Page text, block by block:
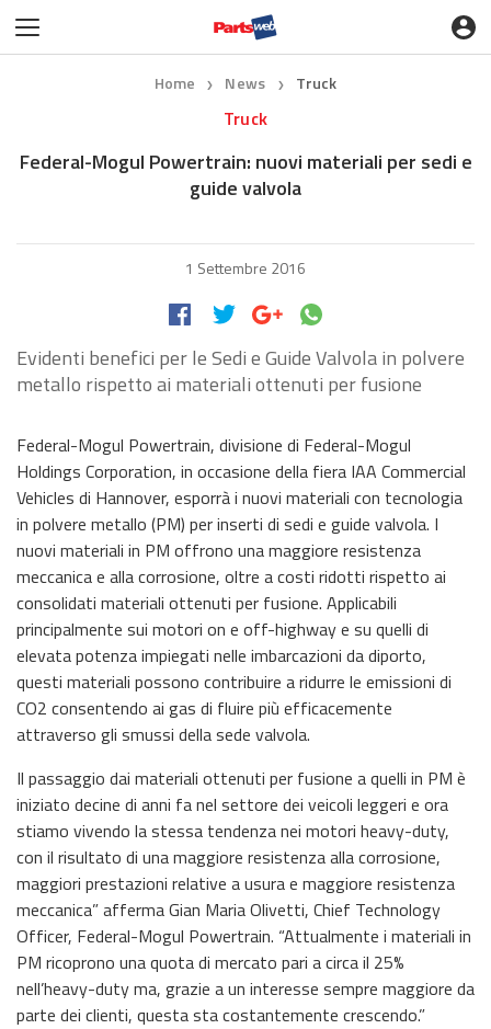
Home ❯ News ❯ Truck
Truck
Federal-Mogul Powertrain: nuovi materiali per sedi e
guide valvola
1 Settembre 2016
Evidenti benefici per le Sedi e Guide Valvola in polvere
metallo rispetto ai materiali ottenuti per fusione
Federal-Mogul Powertrain, divisione di Federal-Mogul
Holdings Corporation, in occasione della fiera IAA Commercial
Vehicles di Hannover, esporrà i nuovi materiali con tecnologia
in polvere metallo (PM) per inserti di sedi e guide valvola. I
nuovi materiali in PM offrono una maggiore resistenza
meccanica e alla corrosione, oltre a costi ridotti rispetto ai
consolidati materiali ottenuti per fusione. Applicabili
principalmente sui motori on e off-highway e su quelli di
elevata potenza impiegati nelle imbarcazioni da diporto,
questi materiali possono contribuire a ridurre le emissioni di
CO2 consentendo ai gas di fluire più efficacemente
attraverso gli smussi della sede valvola.
Il passaggio dai materiali ottenuti per fusione a quelli in PM è
iniziato decine di anni fa nel settore dei veicoli leggeri e ora
stiamo vivendo la stessa tendenza nei motori heavy-duty,
con il risultato di una maggiore resistenza alla corrosione,
maggiori prestazioni relative a usura e maggiore resistenza
meccanica” afferma Gian Maria Olivetti, Chief Technology
Officer, Federal-Mogul Powertrain. “Attualmente i materiali in
PM ricoprono una quota di mercato pari a circa il 25%
nell’heavy-duty ma, grazie a un interesse sempre maggiore da
parte dei clienti, questa sta costantemente crescendo.”